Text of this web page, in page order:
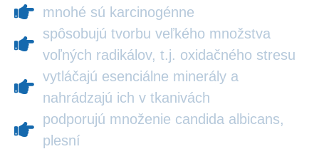
mnohé sú karcinogénne
spôsobujú tvorbu veľkého množstva
voľných radikálov, t.j. oxidačného stresu
vytláčajú esenciálne minerály a
nahrádzajú ich v tkanivách
podporujú množenie candida albicans,
plesní